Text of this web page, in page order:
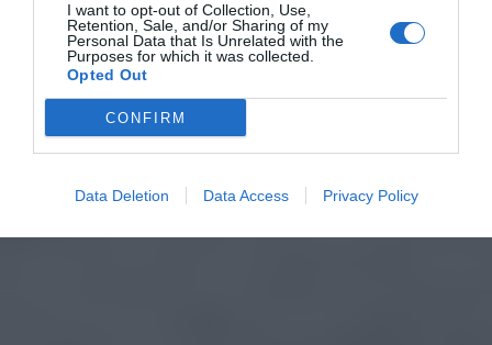
I want to opt-out of Collection, Use,
Retention, Sale, and/or Sharing of my
Personal Data that Is Unrelated with the
Purposes for which it was collected.
Opted Out
CONFIRM
Data Deletion Data Access Privacy Policy